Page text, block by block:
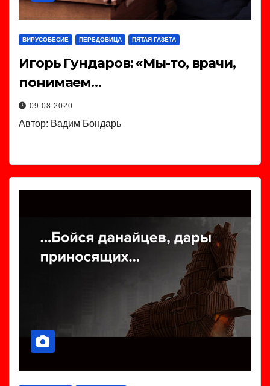
ВИРУСОБЕСИЕ ПЕРЕДОВИЦА ПЯТАЯ ГАЗЕТА
Игорь Гундаров: «Мы-то, врачи,
понимаем…
09.08.2020
Автор: Вадим Бондарь